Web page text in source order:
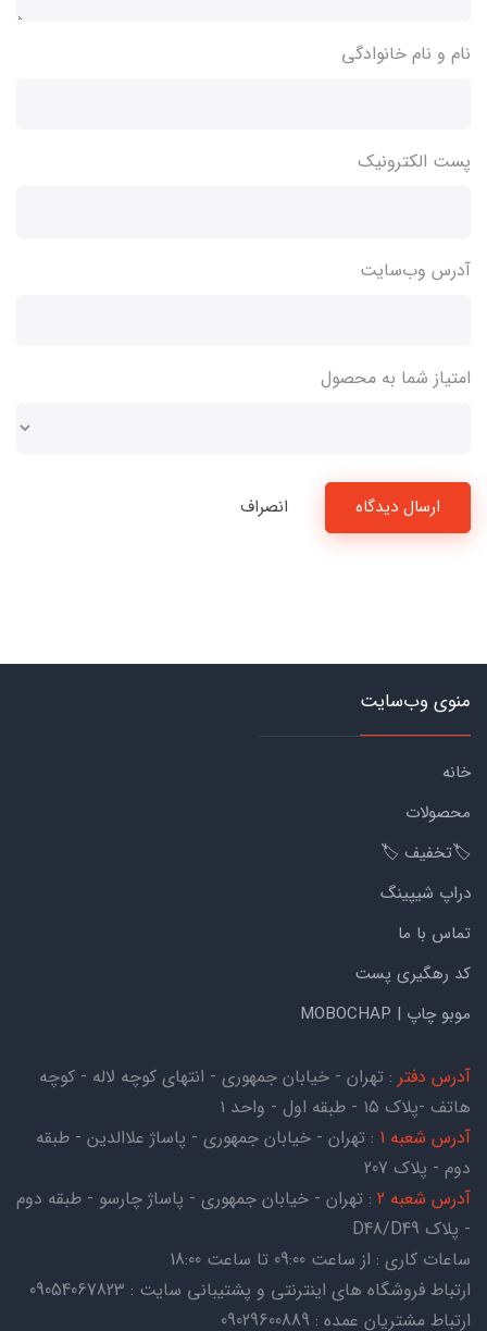
نام و نام خانوادگی
پست الکترونیک
آدرس وب‌سایت
امتیاز شما به محصول
ارسال دیدگاه انصراف
منوی وب‌سایت
خانه
محصولات
🏷️تخفیف 🏷️
دراپ شیپینگ
تماس با ما
کد رهگیری پست
موبو چاپ | MOBOCHAP
آدرس دفتر : تهران - خیابان جمهوری - انتهای کوچه لاله - کوچه
هاتف -پلاک ۱۵ - طبقه اول - واحد ۱
آدرس شعبه 1
: تهران - خیابان جمهوری - پاساژ علاالدین - طبقه
دوم - پلاک 207
آدرس شعبه 2
: تهران - خیابان جمهوری - پاساژ چارسو - طبقه دوم
- پلاک D48/D49
ساعات کاری : از ساعت 09:00 تا ساعت 18:00
ارتباط فروشگاه های اینترنتی و پشتیبانی سایت : 09054067823
ارتباط مشتریان عمده : 09029600889